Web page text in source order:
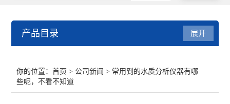
产品目录
化学试剂
展开
你的位置：首页 > 公司新闻 > 常用到的水质分析仪器有哪
些呢，不看不知道